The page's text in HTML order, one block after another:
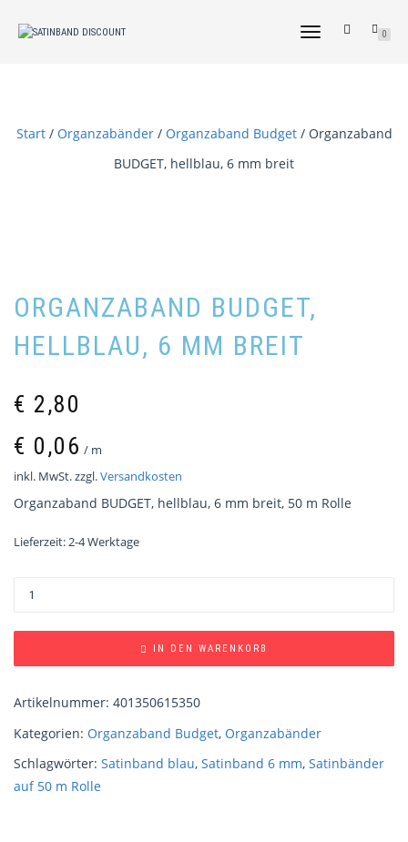
NAVIGATION
0
Start/ Organzabänder/ Organzaband Budget/ Organzaband
BUDGET, hellblau, 6 mm breit
ORGANZABAND BUDGET,
HELLBLAU, 6 MM BREIT
€ 2,80
€ 0,06 / m
inkl. MwSt.zzgl.Versandkosten
Organzaband BUDGET, hellblau, 6 mm breit, 50 m Rolle
Lieferzeit:2-4 Werktage
IN DEN WARENKORB
Artikelnummer: 401350615350
Kategorien: Organzaband Budget, Organzabänder
Schlagwörter: Satinband blau, Satinband 6 mm, Satinbänder
auf 50 m Rolle